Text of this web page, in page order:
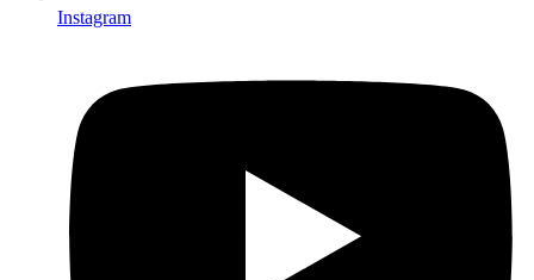
Instagram